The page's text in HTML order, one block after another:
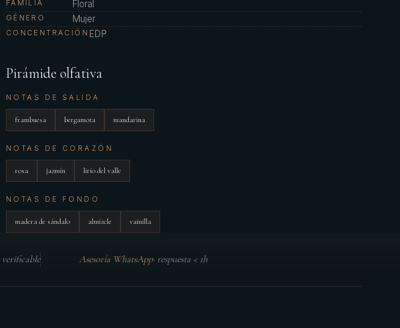
FAMILIA Floral
GÉNERO Mujer
CONCENTRACIÓN EDP
Pirámide olfativa
NOTAS DE SALIDA
frambuesa bergamota mandarina
NOTAS DE CORAZÓN
rosa jazmín lirio del valle
NOTAS DE FONDO
madera de sándalo almizcle vainilla
Asesoría WhatsApp· respuesta < 1h